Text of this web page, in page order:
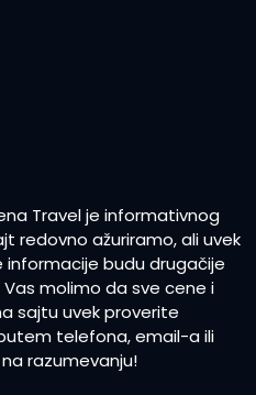
Travel je informativnog
redovno ažuriramo, ali uvek
budu drugačije
molimo da sve cene i
sajtu uvek proverite
telefona, email-a ili
razumevanju!